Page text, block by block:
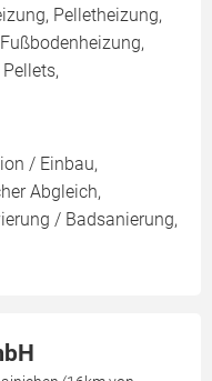
Pelletheizung,
/ Einbau,
Abgleich,
/ Badsanierung,